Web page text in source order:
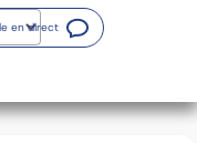
en direct(Ouvre une nouvelle